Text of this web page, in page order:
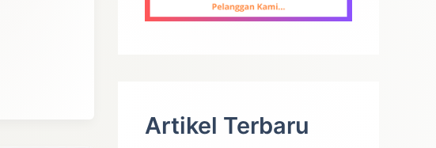
Artikel Terbaru